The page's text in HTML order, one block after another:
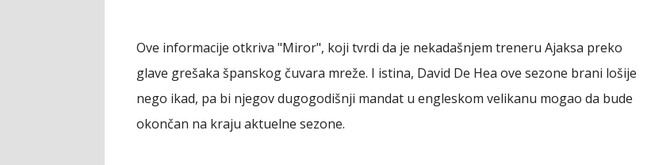
Ove informacije otkriva "Miror", koji tvrdi da je nekadašnjem treneru Ajaksa preko
glave grešaka španskog čuvara mreže. I istina, David De Hea ove sezone brani lošije
nego ikad, pa bi njegov dugogodišnji mandat u engleskom velikanu mogao da bude
okončan na kraju aktuelne sezone.